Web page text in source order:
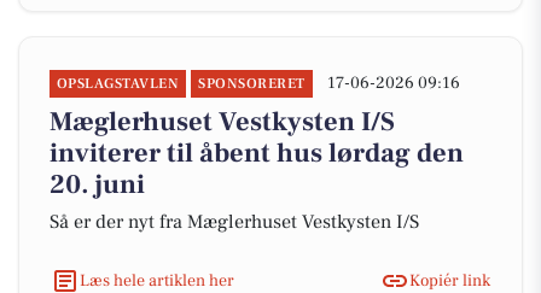
OPSLAGSTAVLEN SPONSORERET 17-06-2026 09:16
Mæglerhuset Vestkysten I/S
inviterer til åbent hus lørdag den
20. juni
Så er der nyt fra Mæglerhuset Vestkysten I/S
Læs hele artiklen her Kopiér link